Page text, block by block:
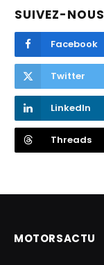
SUIVEZ-NOUS
Facebook
Twitter
LinkedIn
Threads
MOTORSACTU